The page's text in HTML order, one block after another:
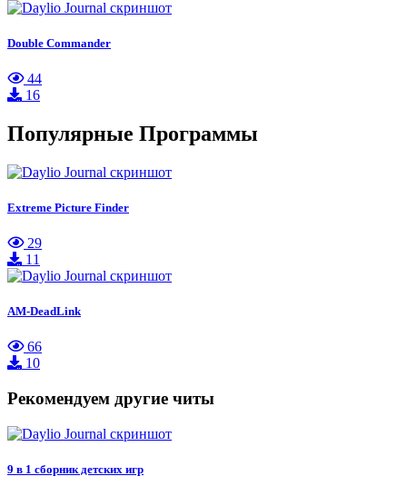
Double Commander
44
16
Популярные Программы
Extreme Picture Finder
29
11
AM-DeadLink
66
10
Рекомендуем другие читы
9 в 1 сборник детских игр